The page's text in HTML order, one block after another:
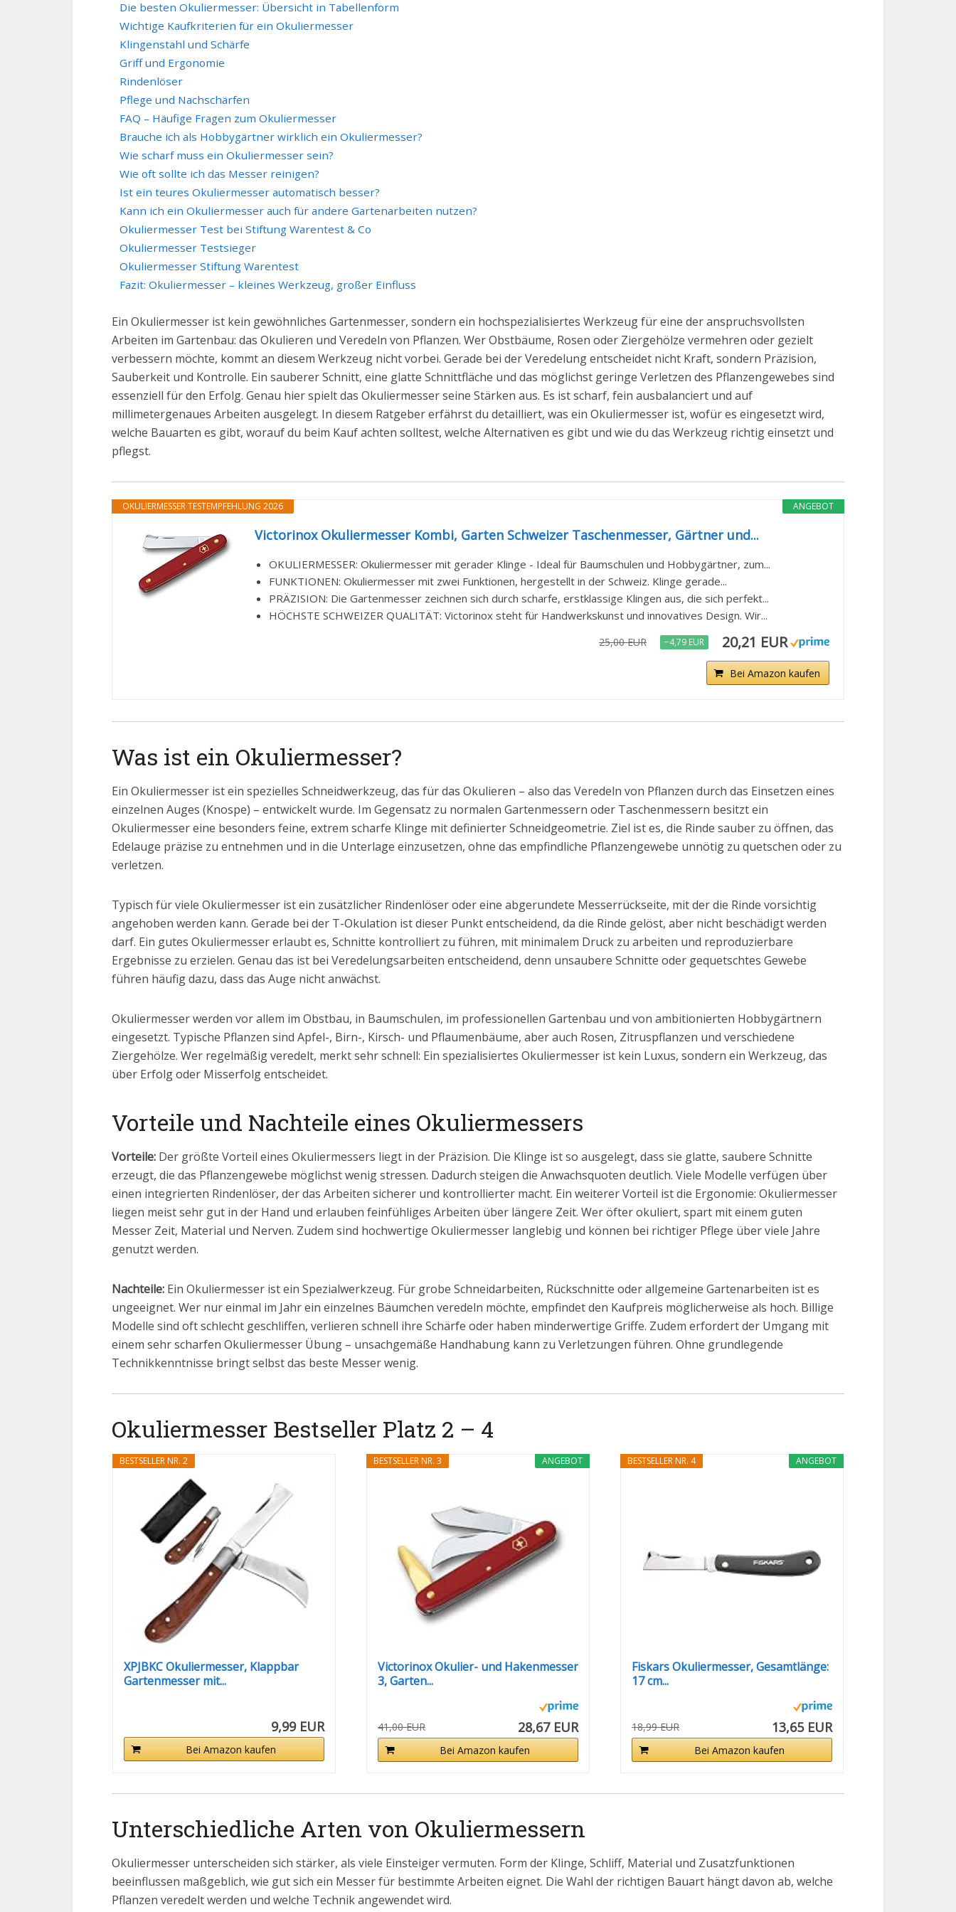
Die besten Okuliermesser: Übersicht in Tabellenform
Wichtige Kaufkriterien für ein Okuliermesser
Klingenstahl und Schärfe
Griff und Ergonomie
Rindenlöser
Pflege und Nachschärfen
FAQ – Häufige Fragen zum Okuliermesser
Brauche ich als Hobbygärtner wirklich ein Okuliermesser?
Wie scharf muss ein Okuliermesser sein?
Wie oft sollte ich das Messer reinigen?
Ist ein teures Okuliermesser automatisch besser?
Kann ich ein Okuliermesser auch für andere Gartenarbeiten nutzen?
Okuliermesser Test bei Stiftung Warentest & Co
Okuliermesser Testsieger
Okuliermesser Stiftung Warentest
Fazit: Okuliermesser – kleines Werkzeug, großer Einfluss
Ein Okuliermesser ist kein gewöhnliches Gartenmesser, sondern ein hochspezialisiertes Werkzeug für eine der anspruchsvollsten
Arbeiten im Gartenbau: das Okulieren und Veredeln von Pflanzen. Wer Obstbäume, Rosen oder Ziergehölze vermehren oder gezielt
verbessern möchte, kommt an diesem Werkzeug nicht vorbei. Gerade bei der Veredelung entscheidet nicht Kraft, sondern Präzision,
Sauberkeit und Kontrolle. Ein sauberer Schnitt, eine glatte Schnittfläche und das möglichst geringe Verletzen des Pflanzengewebes sind
essenziell für den Erfolg. Genau hier spielt das Okuliermesser seine Stärken aus. Es ist scharf, fein ausbalanciert und auf
millimetergenaues Arbeiten ausgelegt. In diesem Ratgeber erfährst du detailliert, was ein Okuliermesser ist, wofür es eingesetzt wird,
welche Bauarten es gibt, worauf du beim Kauf achten solltest, welche Alternativen es gibt und wie du das Werkzeug richtig einsetzt und
pflegst.
ANGEBOT
OKULIERMESSER TESTEMPFEHLUNG 2026
Victorinox Okuliermesser Kombi, Garten Schweizer Taschenmesser, Gärtner und...
OKULIERMESSER: Okuliermesser mit gerader Klinge - Ideal für Baumschulen und Hobbygärtner, zum...
FUNKTIONEN: Okuliermesser mit zwei Funktionen, hergestellt in der Schweiz. Klinge gerade...
PRÄZISION: Die Gartenmesser zeichnen sich durch scharfe, erstklassige Klingen aus, die sich perfekt...
HÖCHSTE SCHWEIZER QUALITÄT: Victorinox steht für Handwerkskunst und innovatives Design. Wir...
25,00 EUR −4,79 EUR 20,21 EUR
Bei Amazon kaufen
Was ist ein Okuliermesser?
Ein Okuliermesser ist ein spezielles Schneidwerkzeug, das für das Okulieren – also das Veredeln von Pflanzen durch das Einsetzen eines
einzelnen Auges (Knospe) – entwickelt wurde. Im Gegensatz zu normalen Gartenmessern oder Taschenmessern besitzt ein
Okuliermesser eine besonders feine, extrem scharfe Klinge mit definierter Schneidgeometrie. Ziel ist es, die Rinde sauber zu öffnen, das
Edelauge präzise zu entnehmen und in die Unterlage einzusetzen, ohne das empfindliche Pflanzengewebe unnötig zu quetschen oder zu
verletzen.
Typisch für viele Okuliermesser ist ein zusätzlicher Rindenlöser oder eine abgerundete Messerrückseite, mit der die Rinde vorsichtig
angehoben werden kann. Gerade bei der T-Okulation ist dieser Punkt entscheidend, da die Rinde gelöst, aber nicht beschädigt werden
darf. Ein gutes Okuliermesser erlaubt es, Schnitte kontrolliert zu führen, mit minimalem Druck zu arbeiten und reproduzierbare
Ergebnisse zu erzielen. Genau das ist bei Veredelungsarbeiten entscheidend, denn unsaubere Schnitte oder gequetschtes Gewebe
führen häufig dazu, dass das Auge nicht anwächst.
Okuliermesser werden vor allem im Obstbau, in Baumschulen, im professionellen Gartenbau und von ambitionierten Hobbygärtnern
eingesetzt. Typische Pflanzen sind Apfel-, Birn-, Kirsch- und Pflaumenbäume, aber auch Rosen, Zitruspflanzen und verschiedene
Ziergehölze. Wer regelmäßig veredelt, merkt sehr schnell: Ein spezialisiertes Okuliermesser ist kein Luxus, sondern ein Werkzeug, das
über Erfolg oder Misserfolg entscheidet.
Vorteile und Nachteile eines Okuliermessers
Vorteile: Der größte Vorteil eines Okuliermessers liegt in der Präzision. Die Klinge ist so ausgelegt, dass sie glatte, saubere Schnitte
erzeugt, die das Pflanzengewebe möglichst wenig stressen. Dadurch steigen die Anwachsquoten deutlich. Viele Modelle verfügen über
einen integrierten Rindenlöser, der das Arbeiten sicherer und kontrollierter macht. Ein weiterer Vorteil ist die Ergonomie: Okuliermesser
liegen meist sehr gut in der Hand und erlauben feinfühliges Arbeiten über längere Zeit. Wer öfter okuliert, spart mit einem guten
Messer Zeit, Material und Nerven. Zudem sind hochwertige Okuliermesser langlebig und können bei richtiger Pflege über viele Jahre
genutzt werden.
Nachteile: Ein Okuliermesser ist ein Spezialwerkzeug. Für grobe Schneidarbeiten, Rückschnitte oder allgemeine Gartenarbeiten ist es
ungeeignet. Wer nur einmal im Jahr ein einzelnes Bäumchen veredeln möchte, empfindet den Kaufpreis möglicherweise als hoch. Billige
Modelle sind oft schlecht geschliffen, verlieren schnell ihre Schärfe oder haben minderwertige Griffe. Zudem erfordert der Umgang mit
einem sehr scharfen Okuliermesser Übung – unsachgemäße Handhabung kann zu Verletzungen führen. Ohne grundlegende
Technikkenntnisse bringt selbst das beste Messer wenig.
Okuliermesser Bestseller Platz 2 – 4
BESTSELLER NR. 2
XPJBKC Okuliermesser, Klappbar
Gartenmesser mit...
9,99 EUR
Bei Amazon kaufen
ANGEBOT
BESTSELLER NR. 3
Victorinox Okulier- und Hakenmesser
3, Garten...
41,00 EUR 28,67 EUR
Bei Amazon kaufen
ANGEBOT
BESTSELLER NR. 4
Fiskars Okuliermesser, Gesamtlänge:
17 cm...
18,99 EUR 13,65 EUR
Bei Amazon kaufen
Unterschiedliche Arten von Okuliermessern
Okuliermesser unterscheiden sich stärker, als viele Einsteiger vermuten. Form der Klinge, Schliff, Material und Zusatzfunktionen
beeinflussen maßgeblich, wie gut sich ein Messer für bestimmte Arbeiten eignet. Die Wahl der richtigen Bauart hängt davon ab, welche
Pflanzen veredelt werden und welche Technik angewendet wird.